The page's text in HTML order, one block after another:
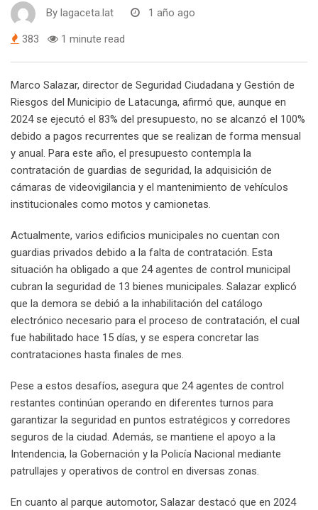
By lagaceta.lat 1 año ago
383 1 minute read
Marco Salazar, director de Seguridad Ciudadana y Gestión de
Riesgos del Municipio de Latacunga, afirmó que, aunque en
2024 se ejecutó el 83% del presupuesto, no se alcanzó el 100%
debido a pagos recurrentes que se realizan de forma mensual
y anual. Para este año, el presupuesto contempla la
contratación de guardias de seguridad, la adquisición de
cámaras de videovigilancia y el mantenimiento de vehículos
institucionales como motos y camionetas.
Actualmente, varios edificios municipales no cuentan con
guardias privados debido a la falta de contratación. Esta
situación ha obligado a que 24 agentes de control municipal
cubran la seguridad de 13 bienes municipales. Salazar explicó
que la demora se debió a la inhabilitación del catálogo
electrónico necesario para el proceso de contratación, el cual
fue habilitado hace 15 días, y se espera concretar las
contrataciones hasta finales de mes.
Pese a estos desafíos, asegura que 24 agentes de control
restantes continúan operando en diferentes turnos para
garantizar la seguridad en puntos estratégicos y corredores
seguros de la ciudad. Además, se mantiene el apoyo a la
Intendencia, la Gobernación y la Policía Nacional mediante
patrullajes y operativos de control en diversas zonas.
En cuanto al parque automotor, Salazar destacó que en 2024